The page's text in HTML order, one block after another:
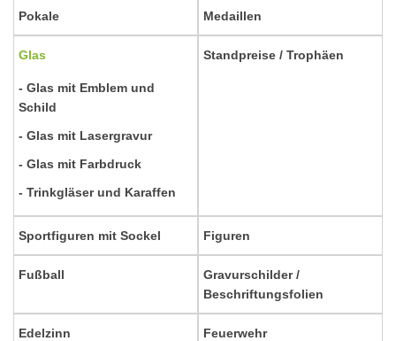
Pokale Medaillen
Glas
Glas mit Emblem und
Schild
Glas mit Lasergravur
Glas mit Farbdruck
Trinkgläser und Karaffen
Standpreise / Trophäen
Sportfiguren mit Sockel Figuren
Fußball
Gravurschilder /
Beschriftungsfolien
Edelzinn Feuerwehr